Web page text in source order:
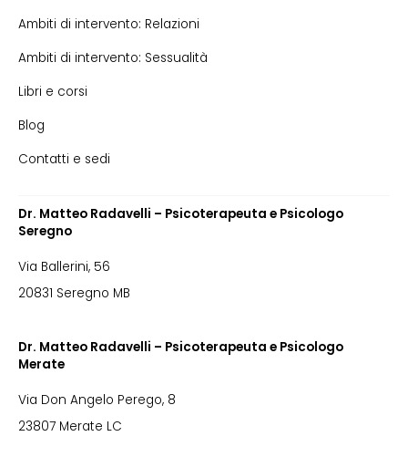
Ambiti di intervento: Relazioni
Ambiti di intervento: Sessualità
Libri e corsi
Blog
Contatti e sedi
Dr. Matteo Radavelli – Psicoterapeuta e Psicologo
Seregno
Via Ballerini, 56
20831 Seregno MB
Dr. Matteo Radavelli – Psicoterapeuta e Psicologo
Merate
Via Don Angelo Perego, 8
23807 Merate LC